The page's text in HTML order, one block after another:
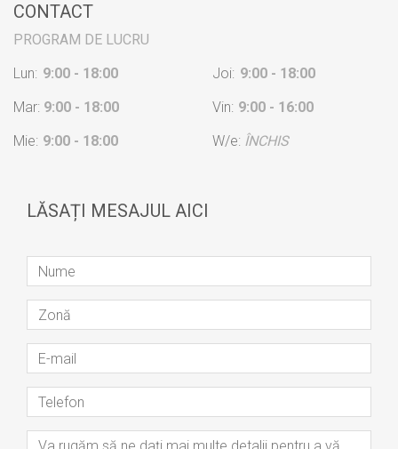
CONTACT
PROGRAM DE LUCRU
Lun: 9:00 - 18:00
Mar: 9:00 - 18:00
Mie: 9:00 - 18:00
Joi: 9:00 - 18:00
Vin: 9:00 - 16:00
W/e: ÎNCHIS
LĂSAȚI MESAJUL AICI